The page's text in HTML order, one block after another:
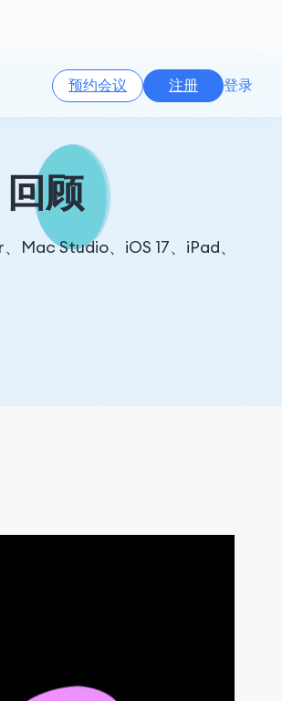
预约会议 注册 登录
顾
Mac Studio、iOS 17、iPad、